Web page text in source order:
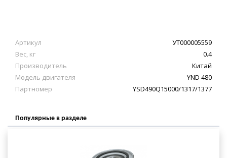
Артикул
УТ000005559
Вес, кг
0.4
Производитель
Китай
Модель двигателя
YND 480
Партномер
YSD490Q15000/1317/1377
Популярные в разделе